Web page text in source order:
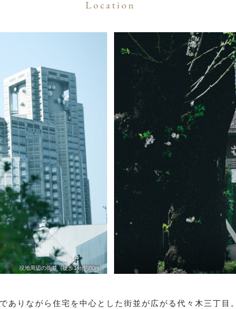
Location
現地周辺の街並（徒歩1分/約80m）
ありながら住宅を中心とした 街並が広がる代々木三丁目。